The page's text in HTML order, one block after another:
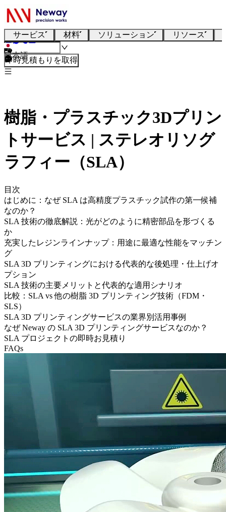
サービス 材料 ソリューション リソース
日本語
即時見積もりを取得
樹脂・プラスチック3Dプリン
トサービス | ステレオリソグ
ラフィー（SLA）
目次
はじめに：なぜ SLA は高精度プラスチック試作の第一候補
なのか？
SLA 技術の徹底解説：光がどのように精密部品を形づくる
か
充実したレジンラインナップ：用途に最適な性能をマッチン
グ
SLA 3D プリンティングにおける代表的な後処理・仕上げオ
プション
SLA 技術の主要メリットと代表的な適用シナリオ
比較：SLA vs 他の樹脂 3D プリンティング技術（FDM・
SLS）
SLA 3D プリンティングサービスの業界別活用事例
なぜ Neway の SLA 3D プリンティングサービスなのか？
SLA プロジェクトの即時お見積り
FAQs